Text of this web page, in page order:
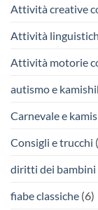
Attività creative
Attività
Attività motorie
autismo e
Carnevale e
Consigli e trucchi
diritti dei bambini
fiabe classiche (6)